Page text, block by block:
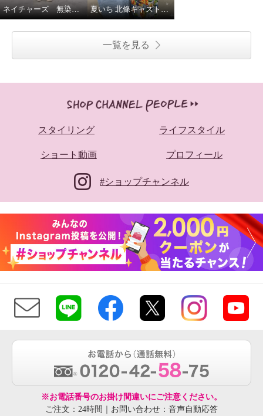
ネイチャーズ 無染色カシミヤケーブル使いコーディガン 夏いち 北條キャストいちおし！パーリーデュー
一覧を見る
スタイリング ライフスタイル
ショート動画 プロフィール
#ショップチャンネル
※お電話番号のお掛け間違いにご注意ください。
ご注文：24時間｜お問い合わせ：音声自動応答